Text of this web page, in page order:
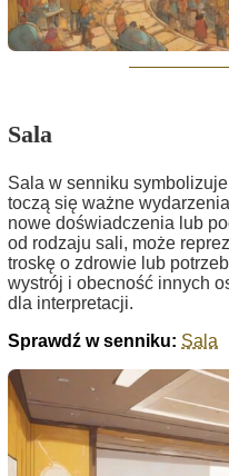
Sala
Sala w senniku
toczą się ważne
nowe doświadczenia lub
od rodzaju sali, może
troskę o zdrowie lub
wystrój i obecność innych
dla interpretacji.
Sprawdź w senniku: Sala